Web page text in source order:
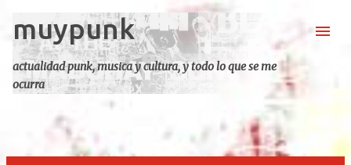
Ir al contenido principal
muypunk
actualidad punk, musica y cultura, y todo lo que se me
ocurra